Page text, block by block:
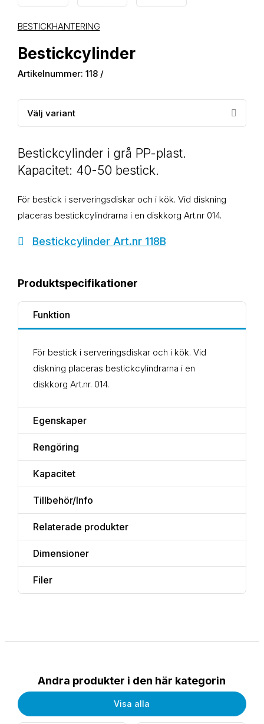
BESTICKHANTERING
Bestickcylinder
Artikelnummer: 118 /
Välj variant
Bestickcylinder i grå PP-plast.
Kapacitet: 40-50 bestick.
För bestick i serveringsdiskar och i kök. Vid diskning
placeras bestickcylindrarna i en diskkorg Art.nr 014.
Bestickcylinder Art.nr 118B
Produktspecifikationer
Funktion
För bestick i serveringsdiskar och i kök. Vid
diskning placeras bestickcylindrarna i en
diskkorg Art.nr. 014.
Egenskaper
Rengöring
Kapacitet
Tillbehör/Info
Relaterade produkter
Dimensioner
Filer
Andra produkter i den här kategorin
Visa alla